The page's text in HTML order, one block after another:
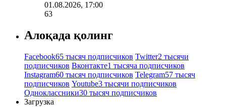
01.08.2026, 17:00
63
Алоқада қолинг
Facebook65 тысяч подписчиков Twitter2 тысячи
подписчиков Вконтакте1 тысяча подписчиков
Instagram60 тысяч подписчиков Telegram57 тысяч
подписчиков Youtube3 тысячи подписчиков
Одноклассники30 тысяч подписчиков
Загрузка